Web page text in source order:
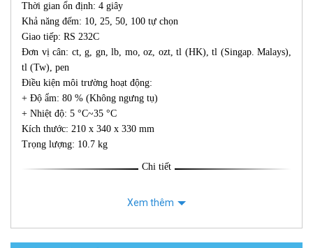
Thời gian ổn định: 4 giây
Khả năng đếm: 10, 25, 50, 100 tự chọn
Giao tiếp: RS 232C
Đơn vị cân: ct, g, gn, lb, mo, oz, ozt, tl (HK), tl (Singap. Malays),
tl (Tw), pen
Điều kiện môi trường hoạt động:
+ Độ ẩm: 80 % (Không ngưng tụ)
+ Nhiệt độ: 5 °C~35 °C
Kích thước: 210 x 340 x 330 mm
Trọng lượng: 10.7 kg
Chi tiết
Xem thêm